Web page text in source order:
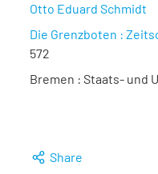
Otto Eduard Schmidt
Die Grenzboten :
572
Bremen : Staats- und
Share